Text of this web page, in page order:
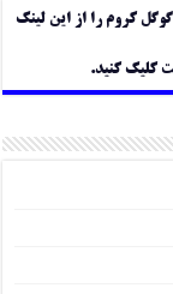
کروم را از این لینک
کلیک کنید.